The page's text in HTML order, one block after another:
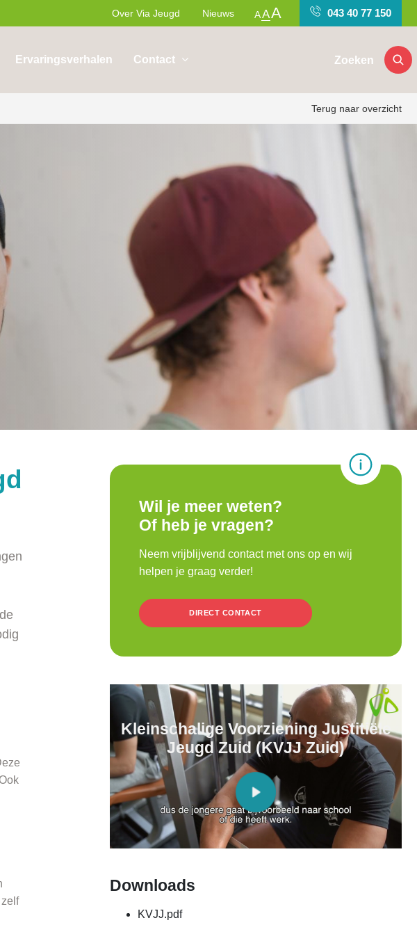
Over Via Jeugd Nieuws AAA 043 40 77 150
Ervaringsverhalen Contact Zoeken
Terug naar overzicht
Wil je meer weten?
Of heb je vragen?
Neem vrijblijvend contact met ons op en wij
helpen je graag verder!
DIRECT CONTACT
Kleinschalige Voorziening Justitiële
Jeugd Zuid (KVJJ Zuid)
Downloads
KVJJ.pdf